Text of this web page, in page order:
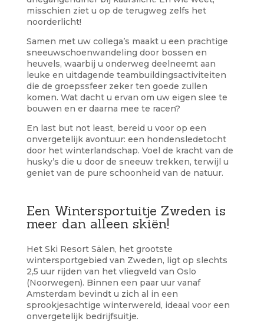
misschien ziet u op de terugweg zelfs het
noorderlicht!
Samen met uw collega’s maakt u een prachtige
sneeuwschoenwandeling door bossen en
heuvels, waarbij u onderweg deelneemt aan
leuke en uitdagende teambuildingsactiviteiten
die de groepssfeer zeker ten goede zullen
komen. Wat dacht u ervan om uw eigen slee te
bouwen en er daarna mee te racen?
En last but not least, bereid u voor op een
onvergetelijk avontuur: een hondensledetocht
door het winterlandschap. Voel de kracht van de
husky’s die u door de sneeuw trekken, terwijl u
geniet van de pure schoonheid van de natuur.
Een Wintersportuitje Zweden is
meer dan alleen skiën!
Het Ski Resort Sälen, het grootste
wintersportgebied van Zweden, ligt op slechts
2,5 uur rijden van het vliegveld van Oslo
(Noorwegen). Binnen een paar uur vanaf
Amsterdam bevindt u zich al in een
sprookjesachtige winterwereld, ideaal voor een
onvergetelijk bedrijfsuitje.